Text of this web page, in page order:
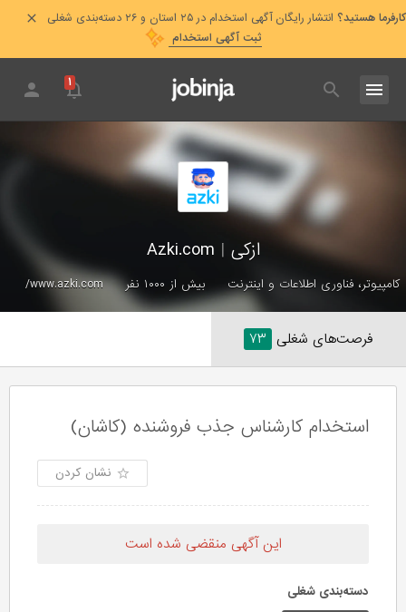
کارفرما هستید؟ انتشار رایگان آگهی استخدام در ۲۵ استان و ۲۶ دسته‌بندی شغلی
ثبت آگهی استخدام
۱
ازکی |
Azki‌.com
کامپیوتر، فناوری اطلاعات و اینترنت بیش از ۱۰۰۰ نفر www.azki.com/
فرصت‌های شغلی ۷۳
استخدام کارشناس جذب فروشنده (کاشان)
نشان کردن
این آگهی منقضی شده است
دسته‌بندی شغلی